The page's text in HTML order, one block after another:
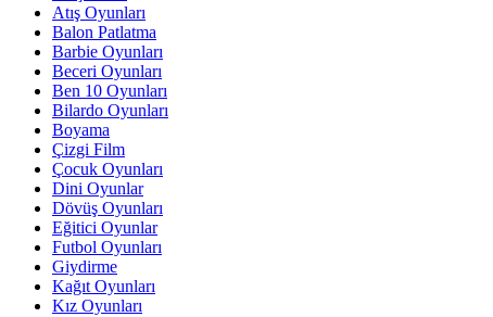
Atış Oyunları
Balon Patlatma
Barbie Oyunları
Beceri Oyunları
Ben 10 Oyunları
Bilardo Oyunları
Boyama
Çizgi Film
Çocuk Oyunları
Dini Oyunlar
Dövüş Oyunları
Eğitici Oyunlar
Futbol Oyunları
Giydirme
Kağıt Oyunları
Kız Oyunları